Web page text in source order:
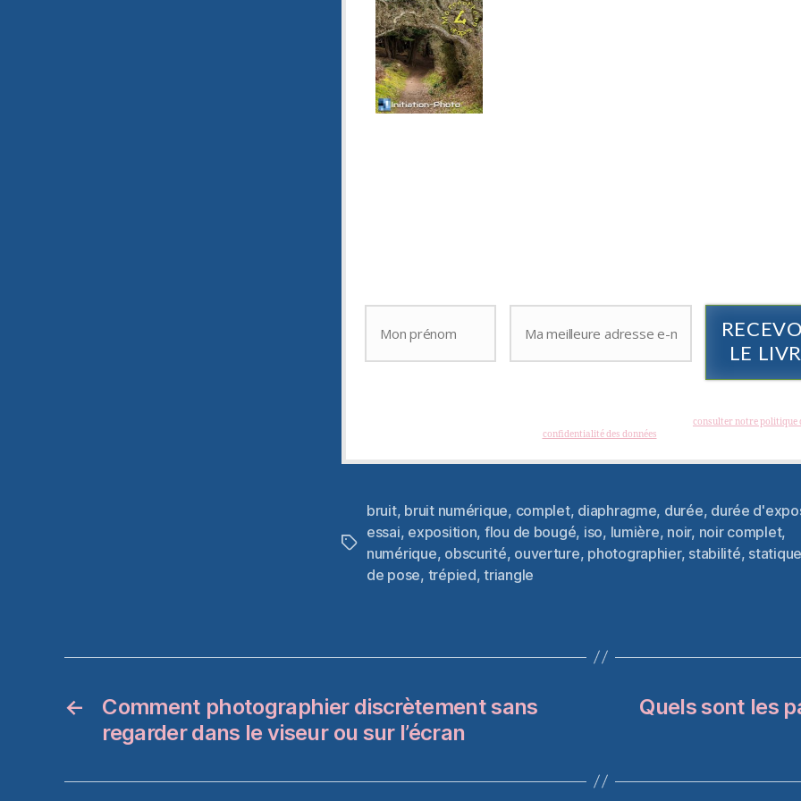
LE
consulter notre politique
confidentialité des données
Étiquettes
bruit, bruit numérique, complet, diaphragme, durée, durée
essai, exposition, flou de bougé, iso, lumière, noir, noir complet,
numérique, obscurité, ouverture, photographier, stabilité, statique
de pose, trépied,triangle
←
Comment photographier discrètement sans
regarder dans le viseur ou sur l’écran
Quels sont les